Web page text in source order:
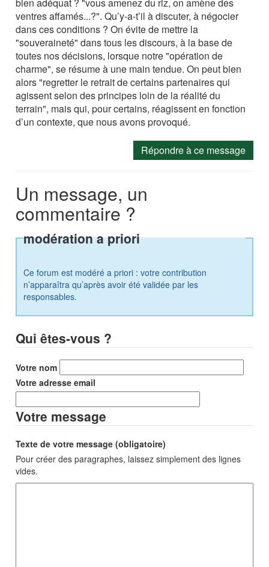
ventres affamés...?". Qu’y-a-t’il à discuter, à négocier
dans ces conditions ? On évite de mettre la
"souveraineté" dans tous les discours, à la base de
toutes nos décisions, lorsque notre "opération de
charme", se résume à une main tendue. On peut bien
alors "regretter le retrait de certains partenaires qui
agissent selon des principes loin de la réalité du
terrain", mais qui, pour certains, réagissent en fonction
d’un contexte, que nous avons provoqué.
Répondre à ce message
Un message, un
commentaire ?
modération a priori
Ce forum est modéré a priori : votre contribution
n’apparaîtra qu’après avoir été validée par les
responsables.
Qui êtes-vous ?
Votre nom
Votre adresse email
Votre message
Texte de votre message (obligatoire)
Pour créer des paragraphes, laissez simplement des lignes
vides.